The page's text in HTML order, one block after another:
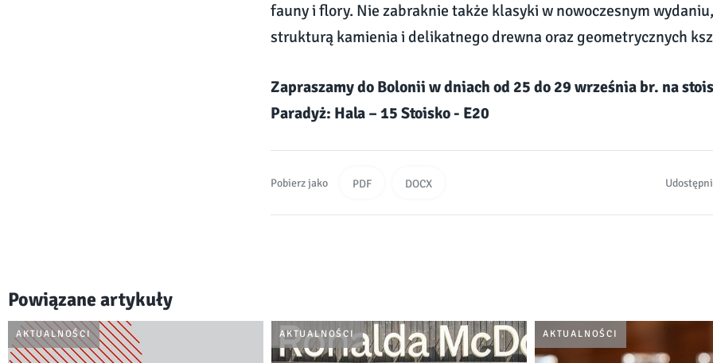
fauny i flory. Nie zabraknie także klasyki w nowoczesnym
strukturą kamienia i delikatnego drewna oraz geometrycznych
Zapraszamy do Bolonii w dniach od 25 do 29 września br. na
Paradyż: Hala – 15 Stoisko - E20
Pobierz jako PDF DOCX
Powiązane artykuły
AKTUALNOŚCI AKTUALNOŚCI AKTUALNOŚCI